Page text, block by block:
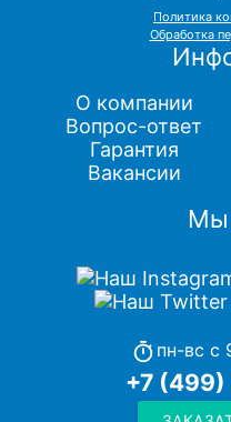
Политика
Обработка
О компании
Вопрос-ответ
Гарантия
Вакансии
Мы
timer пн-вс с
+7